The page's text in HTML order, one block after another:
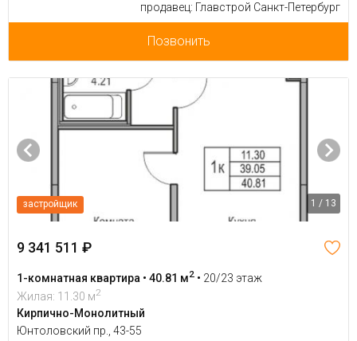
продавец: Главстрой Санкт-Петербург
Позвонить
застройщик 1 / 13
9 341 511 ₽
1-комнатная квартира • 40.81 м2 • 20/23 этаж
Жилая: 11.30 м2
Кирпично-Монолитный
Юнтоловский пр., 43-55